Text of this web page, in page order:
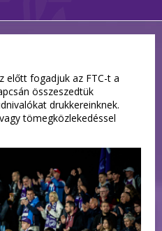
előtt fogadjuk az FTC-t a
összeszedtük
drukkereinknek.
tömegközlekedéssel